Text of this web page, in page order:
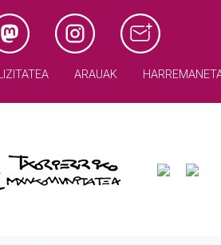
ARAUAK